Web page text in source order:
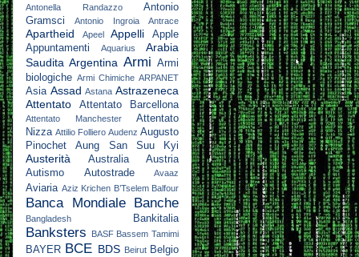
Antonella Randazzo
Antonio
Gramsci
Antonio Ingroia Antrace
Apartheid Apeel Appelli
Apple
Appuntamenti
Aquarius
Arabia
Saudita Argentina Armi Armi
biologiche Armi Chimiche ARPANET
Asia Assad Astana Astrazeneca
Attentato
Attentato Barcellona
Attentato Manchester
Attentato
Nizza Attilio Folliero Audenz Augusto
Pinochet
Aung San Suu Kyi
Austerità Australia
Austria
Autismo
Autostrade Avaaz
Aviaria Aziz Krichen B’Tselem Balfour
Banca Mondiale Banche
Bangladesh Bankitalia
Banksters BASF Bassem Tamimi
BAYER BCE BDS Beirut Belgio